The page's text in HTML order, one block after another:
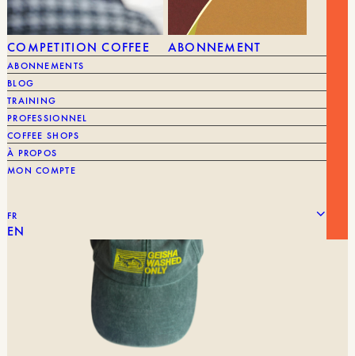
COMPETITION COFFEE ABONNEMENT
ABONNEMENTS
BLOG
TRAINING
PROFESSIONNEL
COFFEE SHOPS
À PROPOS
MON COMPTE
FR
EN
VOUS POURRIEZ AIMER AUSSI
TOUT VOIR